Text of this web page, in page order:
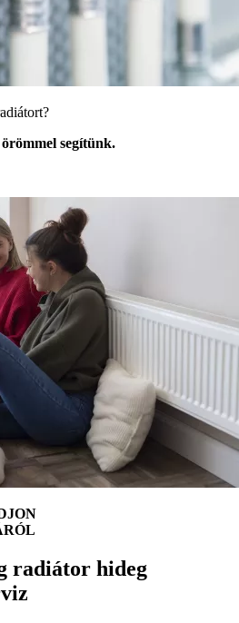
segítünk.
radiátor hideg